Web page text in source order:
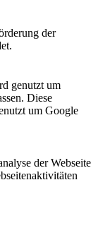
der
genutzt um
Diese
um Google
der Webseite